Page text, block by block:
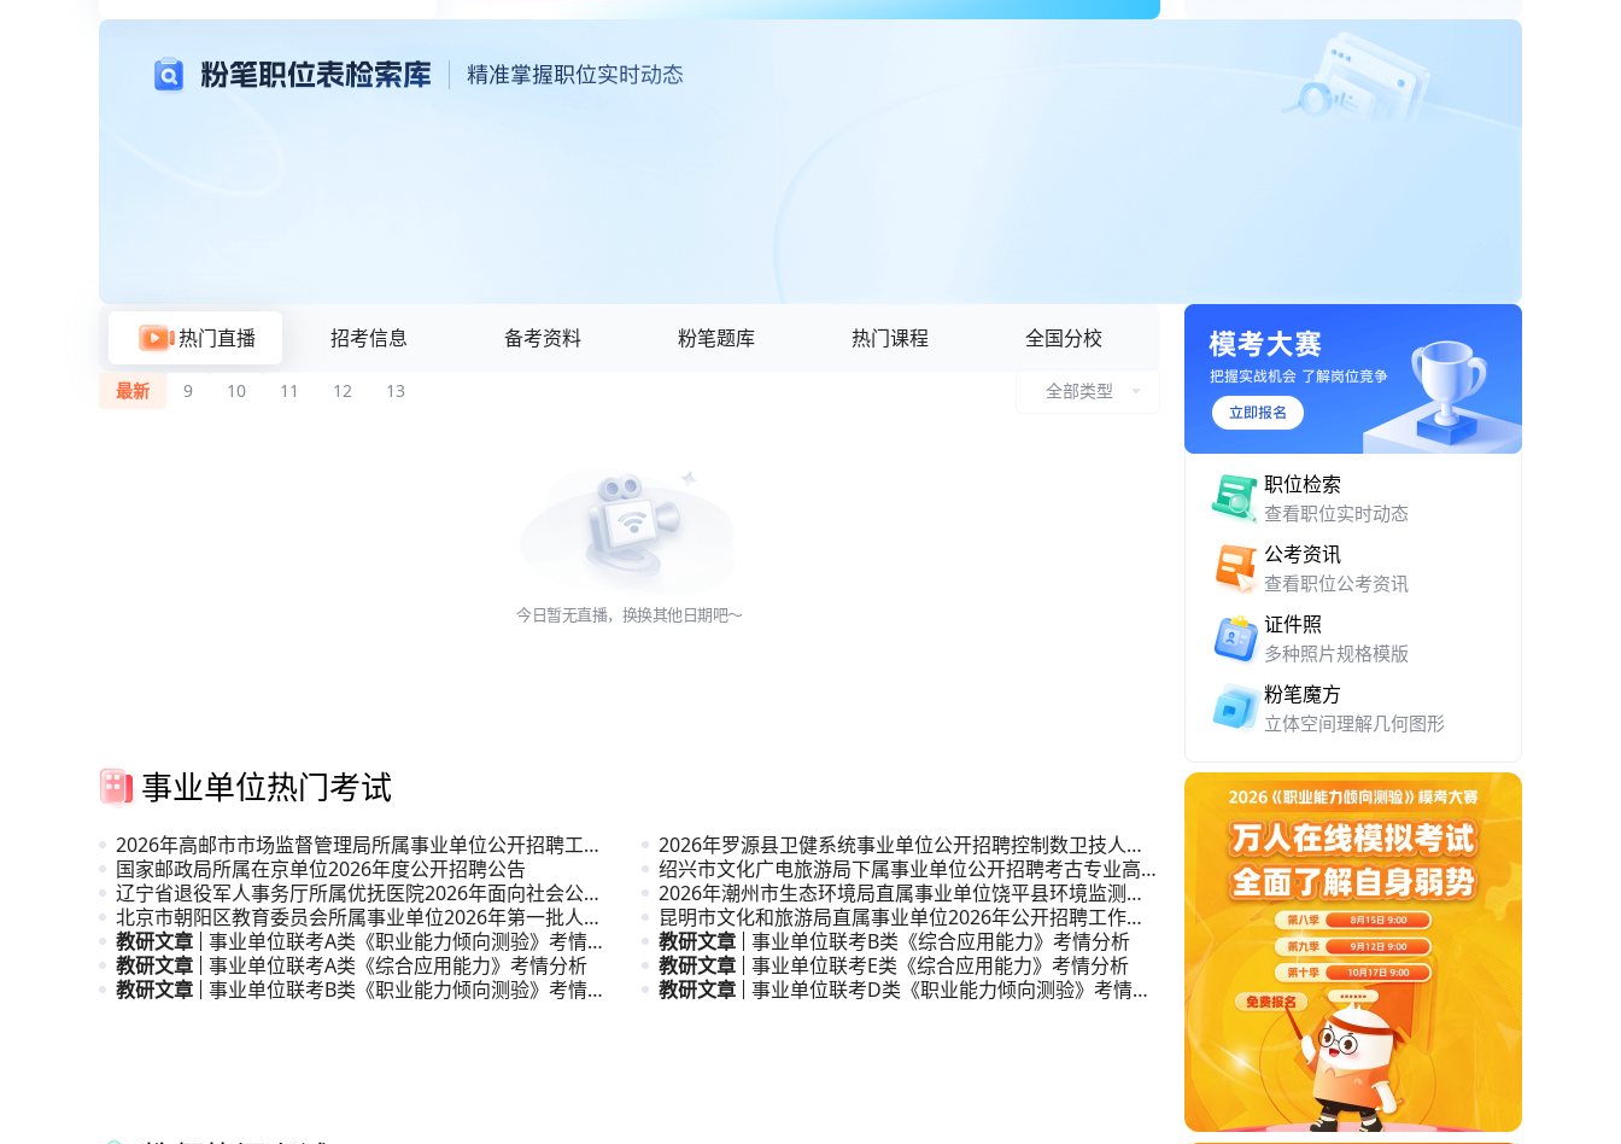
公考与事业单位备考服务
热门直播 招考信息 备考资料 粉笔题库 热门课程 全国分校
最新 9 10 11 12 13 全部类型
今日暂无直播，换换其他日期吧～
APP 下载与网页版入口
职位检索
查看职位实时动态
公考资讯
查看职位公考资讯
证件照
多种照片规格模版
粉笔魔方
立体空间理解几何图形
事业单位热门考试
2026年高邮市市场监督管理局所属事业单位公开招聘工作
人员公
国家邮政局所属在京单位2026年度公开招聘公告
辽宁省退役军人事务厅所属优抚医院2026年面向社会公开
招聘高
北京市朝阳区教育委员会所属事业单位2026年第一批人才
引进公
教研文章 事业单位联考A类《职业能力倾向测验》考情分
析
教研文章 事业单位联考A类《综合应用能力》考情分析
教研文章 事业单位联考B类《职业能力倾向测验》考情分
2026年罗源县卫健系统事业单位公开招聘控制数卫技人员
公告
绍兴市文化广电旅游局下属事业单位公开招聘考古专业高层
次人才公
2026年潮州市生态环境局直属事业单位饶平县环境监测站
公开招
昆明市文化和旅游局直属事业单位2026年公开招聘工作人
员公告
教研文章 事业单位联考B类《综合应用能力》考情分析
教研文章 事业单位联考E类《综合应用能力》考情分析
教研文章 事业单位联考D类《职业能力倾向测验》考情分